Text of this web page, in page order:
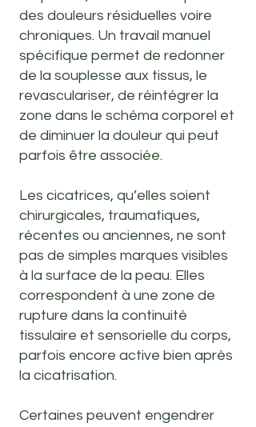
des douleurs résiduelles voire
chroniques. Un travail manuel
spécifique permet de redonner
de la souplesse aux tissus, le
revasculariser, de réintégrer la
zone dans le schéma corporel et
de diminuer la douleur qui peut
parfois être associée.
Les cicatrices, qu’elles soient
chirurgicales, traumatiques,
récentes ou anciennes, ne sont
pas de simples marques visibles
à la surface de la peau. Elles
correspondent à une zone de
rupture dans la continuité
tissulaire et sensorielle du corps,
parfois encore active bien après
la cicatrisation.
Certaines peuvent engendrer